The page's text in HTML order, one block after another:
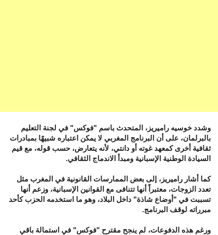
وشدد خوسيه راميريز، المتحدث باسم "فوكس" في لجنة التعليم
بالبرلمان، على أن البرنامج المغربي لا يمكن اعتباره شبيهًا بمبادرات
ثقافية أخرى كمعهد غوته أو دانتي، لأنه يتعارض، حسب قوله، مع قيم
السيادة الوطنية الإسبانية ومبدأ الاندماج الثقافي.
كما أشار راميريز، إلى بعض الممارسات القانونية في المغرب مثل
تعدد الزوجات، معتبراً أنها تتنافى مع القوانين الإسبانية، وزعم أنها
تسببت في "أوضاع شاذة" داخل البلاد، وهو ما استخدمه الحزب كأحد
مبرراته لوقف البرنامج.
ورغم هذه الدفوعات، لم ينجح مقترح "فوكس" في استمالة باقي